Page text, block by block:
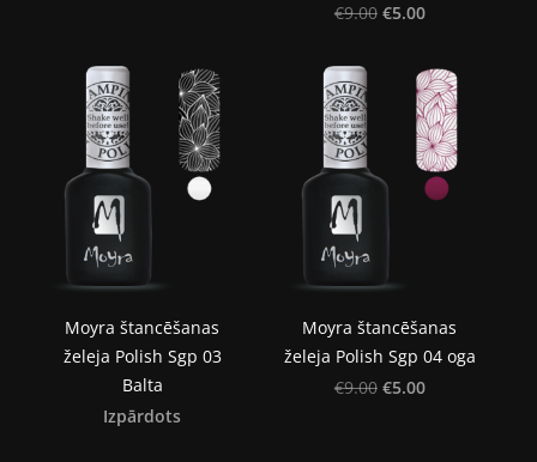
€9.00 €5.00
Moyra štancēšanas
želeja Polish Sgp 03
Balta
Izpārdots
Moyra štancēšanas
želeja Polish Sgp 04 oga
€9.00 €5.00